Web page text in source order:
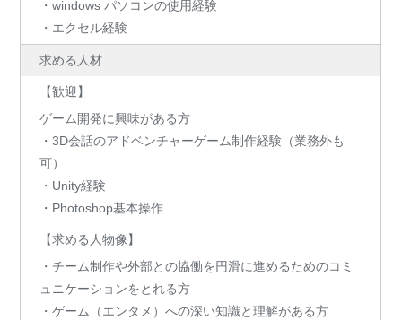
・windows パソコンの使用経験
・エクセル経験
求める人材
【歓迎】
ゲーム開発に興味がある方
・3D会話のアドベンチャーゲーム制作経験（業務外も
可）
・Unity経験
・Photoshop基本操作
【求める人物像】
・チーム制作や外部との協働を円滑に進めるためのコミ
ュニケーションをとれる方
・ゲーム（エンタメ）への深い知識と理解がある方